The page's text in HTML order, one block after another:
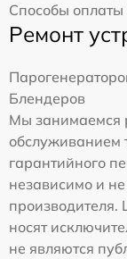
Способы оплаты
Ремонт
Блендеров
Мы занимаемся
обслуживанием
гарантийного
независимо и
производителя.
носят
не являются